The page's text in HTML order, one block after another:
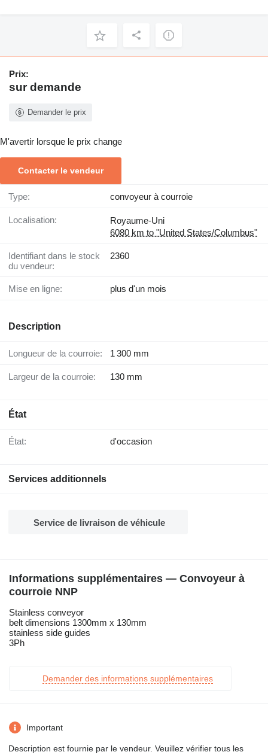
Prix:
sur demande
Demander le prix
M'avertir lorsque le prix change
Contacter le vendeur
Type: convoyeur à courroie
Localisation:
Royaume-Uni
6080 km to "United States/Columbus"
Identifiant dans le stock
du vendeur:
2360
Mise en ligne: plus d'un mois
Description
Longueur de la courroie: 1 300 mm
Largeur de la courroie: 130 mm
État
État: d'occasion
Services additionnels
Service de livraison de véhicule
Informations supplémentaires — Convoyeur à
courroie NNP
Stainless conveyor
belt dimensions 1300mm x 130mm
stainless side guides
3Ph
Demander des informations supplémentaires
Important
Description est fournie par le vendeur. Veuillez vérifier tous les